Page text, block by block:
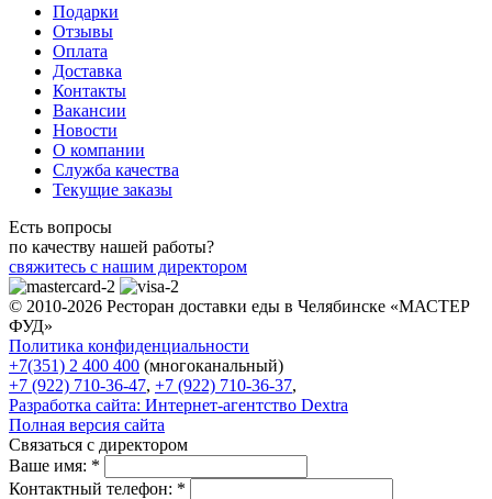
Подарки
Отзывы
Оплата
Доставка
Контакты
Вакансии
Новости
О компании
Служба качества
Текущие заказы
Есть вопросы
по качеству нашей работы?
свяжитесь с нашим директором
© 2010-2026 Ресторан доставки еды в Челябинске «МАСТЕР
ФУД»
Политика конфиденциальности
+7(351) 2 400 400 (многоканальный)
+7 (922) 710-36-47, +7 (922) 710-36-37,
Разработка сайта: Интернет-агентство Dextra
Полная версия сайта
Связаться с директором
Ваше имя: *
Контактный телефон: *